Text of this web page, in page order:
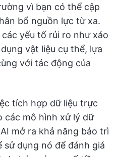
vì bạn có thể cập
bổ nguồn lực từ xa.
yếu tố rủi ro như xáo
vật liệu cụ thể, lựa
với tác động của
tích hợp dữ liệu trực
các mô hình xử lý dữ
mở ra khả năng bảo trì
sử dụng nó để đánh giá